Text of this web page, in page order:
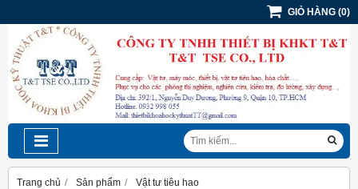
GIỎ HÀNG (0)
Trang chủ Sản phẩm
Vật tư tiêu hao